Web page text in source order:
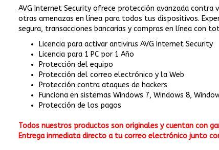
AVG Internet Security ofrece protección avanzada contra
otras amenazas en línea para todos tus dispositivos.
segura, transacciones bancarias y compras en línea con
Licencia para activar antivirus AVG Internet Security
Licencia para 1 PC por 1 Año
Protección del equipo
Protección del correo electrónico y la Web
Protección contra ataques de hackers
Funciona en sistemas Windows 7, Windows 8,
Protección de los pagos
Todos nuestros productos son originales y cuentan con
Entrega inmediata directo a tu correo electrónico junto